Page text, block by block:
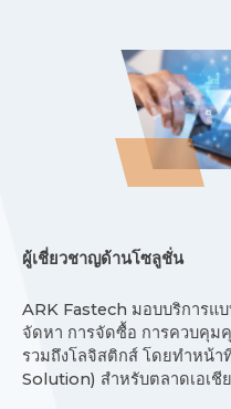
ผู้เชี่ยวชาญด้านโซลูชั่น
ARK Fastech มอบบริการแ
จัดหา การจัดซื้อ การควบคุม
รวมถึงโลจิสติกส์ โดยทำหน้า
Solution) สำหรับตลาดเอเชี